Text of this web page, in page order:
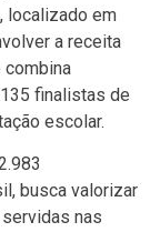
localizado em
a receita
combina
finalistas de
escolar.
busca valorizar
nas